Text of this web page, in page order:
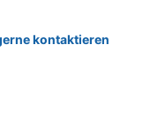
kontaktieren